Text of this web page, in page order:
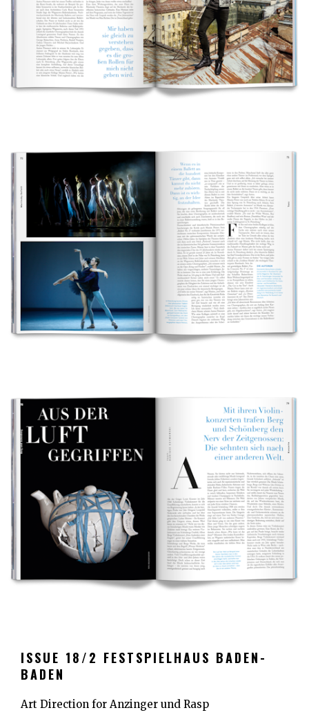
ISSUE 18/2 FESTSPIELHAUS BADEN-
BADEN
Art Direction for Anzinger und Rasp